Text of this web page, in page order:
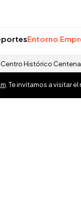
Entorno
Centro Histórico
. Te invitamos a visitar